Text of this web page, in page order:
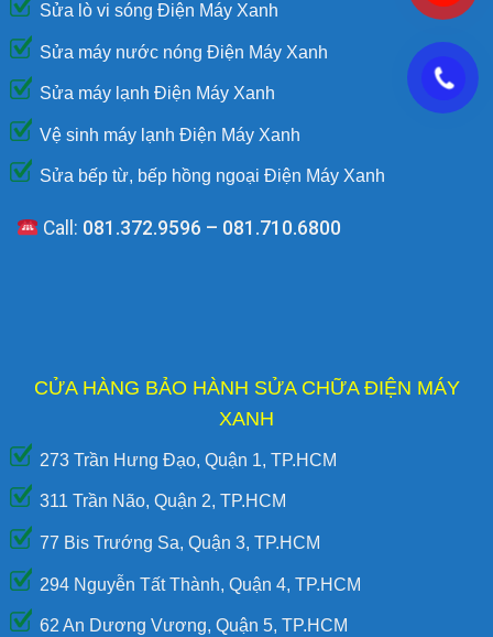
Sửa lò vi sóng Điện Máy Xanh
Sửa máy nước nóng Điện Máy Xanh
Sửa máy lạnh Điện Máy Xanh
Vệ sinh máy lạnh Điện Máy Xanh
Sửa bếp từ, bếp hồng ngoại Điện Máy Xanh
Call: 081.372.9596 – 081.710.6800
CỬA HÀNG BẢO HÀNH SỬA CHỮA ĐIỆN MÁY
XANH
273 Trần Hưng Đạo, Quận 1, TP.HCM
311 Trần Não, Quận 2, TP.HCM
77 Bis Trướng Sa, Quận 3, TP.HCM
294 Nguyễn Tất Thành, Quận 4, TP.HCM
62 An Dương Vương, Quận 5, TP.HCM